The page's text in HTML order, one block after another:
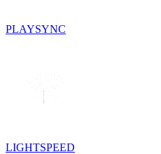
PLAYSYNC
LIGHTSPEED